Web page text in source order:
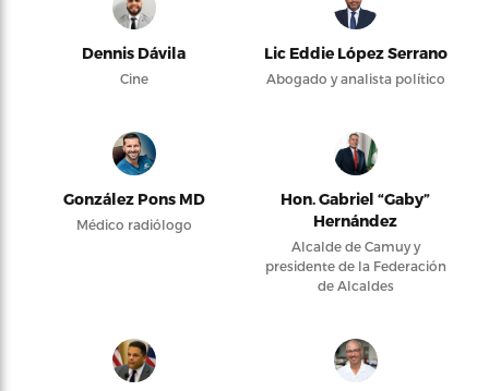
Dennis Dávila
Cine
Lic Eddie López Serrano
Abogado y analista político
González Pons MD
Médico radiólogo
Hon. Gabriel “Gaby”
Hernández
Alcalde de Camuy y
presidente de la Federación
de Alcaldes